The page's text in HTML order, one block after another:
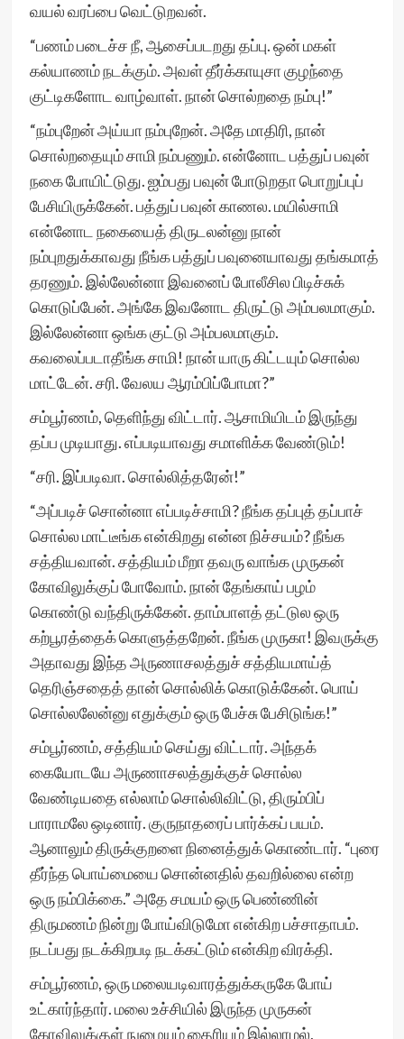
வயல் வரப்பை வெட்டுறவன்.
“பணம் படைச்ச நீ, ஆசைப்படறது தப்பு. ஒன் மகள்
கல்யாணம் நடக்கும். அவள் தீர்க்காயுசா குழந்தை
குட்டிகளோட வாழ்வாள். நான் சொல்றதை நம்பு!”
“நம்புறேன் அய்யா நம்புறேன். அதே மாதிரி, நான்
சொல்றதையும் சாமி நம்பணும். என்னோட பத்துப் பவுன்
நகை போயிட்டுது. ஐம்பது பவுன் போடுறதா பொறுப்புப்
பேசியிருக்கேன். பத்துப் பவுன் காணல. மயில்சாமி
என்னோட நகையைத் திருடலன்னு நான்
நம்புறதுக்காவது நீங்க பத்துப் பவுனையாவது தங்கமாத்
தரணும். இல்லேன்னா இவனைப் போலீசில பிடிச்சுக்
கொடுப்பேன். அங்கே இவனோட திருட்டு அம்பலமாகும்.
இல்லேன்னா ஒங்க குட்டு அம்பலமாகும்.
கவலைப்படாதீங்க சாமி! நான் யாரு கிட்டயும் சொல்ல
மாட்டேன். சரி. வேலய ஆரம்பிப்போமா?”
சம்பூர்ணம், தெளிந்து விட்டார். ஆசாமியிடம் இருந்து
தப்ப முடியாது. எப்படியாவது சமாளிக்க வேண்டும்!
“சரி. இப்படிவா. சொல்லித்தரேன்!”
“அப்படிச் சொன்னா எப்படிச்சாமி? நீங்க தப்புத் தப்பாச்
சொல்ல மாட்டீங்க என்கிறது என்ன நிச்சயம்? நீங்க
சத்தியவான். சத்தியம் மீறா தவரு வாங்க முருகன்
கோவிலுக்குப் போவோம். நான் தேங்காய் பழம்
கொண்டு வந்திருக்கேன். தாம்பாளத் தட்டுல ஒரு
கற்பூரத்தைக் கொளுத்தறேன். நீங்க முருகா! இவருக்கு
அதாவது இந்த அருணாசலத்துச் சத்தியமாய்த்
தெரிஞ்சதைத் தான் சொல்லிக் கொடுக்கேன். பொய்
சொல்லலேன்னு எதுக்கும் ஒரு பேச்சு பேசிடுங்க!”
சம்பூர்ணம், சத்தியம் செய்து விட்டார். அந்தக்
கையோடயே அருணாசலத்துக்குச் சொல்ல
வேண்டியதை எல்லாம் சொல்லிவிட்டு, திரும்பிப்
பாராமலே ஒடினார். குருநாதரைப் பார்க்கப் பயம்.
ஆனாலும் திருக்குறளை நினைத்துக் கொண்டார். “புரை
தீர்ந்த பொய்மையை சொன்னதில் தவறில்லை என்ற
ஒரு நம்பிக்கை.” அதே சமயம் ஒரு பெண்ணின்
திருமணம் நின்று போய்விடுமோ என்கிற பச்சாதாபம்.
நடப்பது நடக்கிறபடி நடக்கட்டும் என்கிற விரக்தி.
சம்பூர்ணம், ஒரு மலையடிவாரத்துக்கருகே போய்
உட்கார்ந்தார். மலை உச்சியில் இருந்த முருகன்
கோவிலுக்குள் நுழையும் தைரியம் இல்லாமல்,